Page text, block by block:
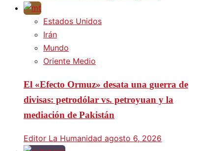
Estados Unidos
Irán
Mundo
Oriente Medio
El «Efecto Ormuz» desata una guerra de
divisas: petrodólar vs. petroyuan y la
mediación de Pakistán
Editor La Humanidad agosto 6, 2026